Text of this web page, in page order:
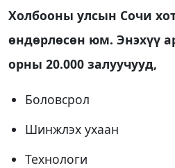
Холбооны улсын Сочи
өндөрлөсөн юм. Энэхүү
орны 20.000 залуучууд,
Боловсрол
Шинжлэх ухаан
Технологи